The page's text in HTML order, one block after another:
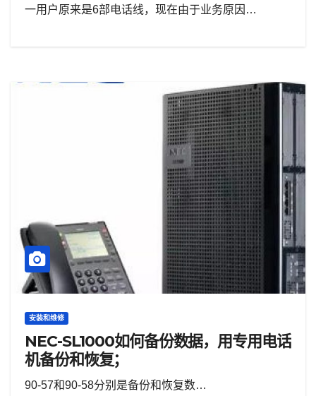
一用户原来是6部电话线，现在由于业务原因…
安装和维修
NEC-SL1000如何备份数据，用专用电话
机备份和恢复；
90-57和90-58分别是备份和恢复数…